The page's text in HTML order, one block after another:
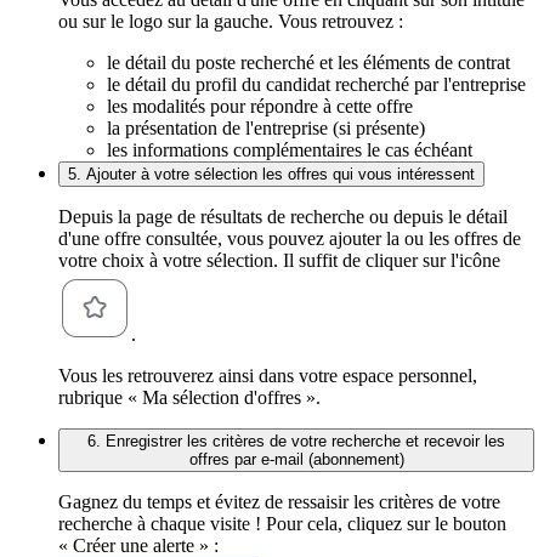
ou sur le logo sur la gauche. Vous retrouvez :
le détail du poste recherché et les éléments de contrat
le détail du profil du candidat recherché par l'entreprise
les modalités pour répondre à cette offre
la présentation de l'entreprise (si présente)
les informations complémentaires le cas échéant
5. Ajouter à votre sélection les offres qui vous intéressent
Depuis la page de résultats de recherche ou depuis le détail
d'une offre consultée, vous pouvez ajouter la ou les offres de
votre choix à votre sélection. Il suffit de cliquer sur l'icône
.
Vous les retrouverez ainsi dans votre espace personnel,
rubrique « Ma sélection d'offres ».
6. Enregistrer les critères de votre recherche et recevoir les
offres par e-mail (abonnement)
Gagnez du temps et évitez de ressaisir les critères de votre
recherche à chaque visite ! Pour cela, cliquez sur le bouton
« Créer une alerte » :